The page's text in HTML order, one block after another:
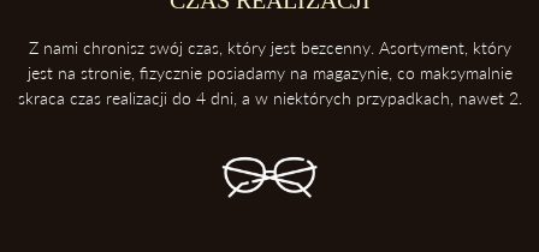
Dzięki temu ochronisz soczewki przed porysowaniem.
4. Unikaj kontaktu z wysokimi temperaturami
źródeł ciepła takich, jak deska rozdzielcza samochodu. Soczewki
Z nami chronisz swój czas, który jest bezcenny. Asortyment, który
jest na stronie, fizycznie posiadamy na magazynie, co maksymalnie
skraca czas realizacji do 4 dni, a w niektórych przypadkach, nawet 2.